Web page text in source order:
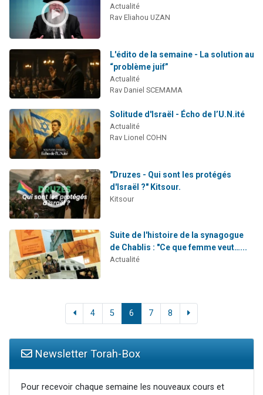
Actualité
Rav Eliahou UZAN
L'édito de la semaine - La solution au
“problème juif”
Actualité
Rav Daniel SCEMAMA
Solitude d'Israël - Écho de l’U.N.ité
Actualité
Rav Lionel COHN
"Druzes - Qui sont les protégés
d'Israël ?" Kitsour.
Kitsour
Suite de l'histoire de la synagogue
de Chablis : "Ce que femme veut…...
Actualité
4 5 6 7 8
Newsletter Torah-Box
Pour recevoir chaque semaine les nouveaux cours et